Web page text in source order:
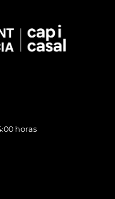
horas